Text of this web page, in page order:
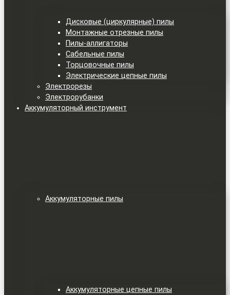
Дисковые (циркулярные) пилы
Монтажные отрезные пилы
Пилы-аллигаторы
Сабельные пилы
Торцовочные пилы
Электрические цепные пилы
Электрорезы
Электрорубанки
Аккумуляторный инструмент
Аккумуляторные пилы
Аккумуляторные цепные пилы